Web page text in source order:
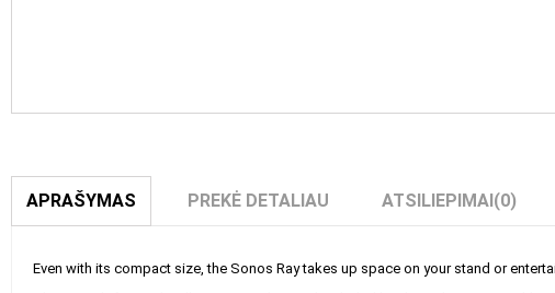
APRAŠYMAS PREKĖ DETALIAU ATSILIEPIMAI(0)
Even with its compact size, the Sonos Ray takes up space on your stand or